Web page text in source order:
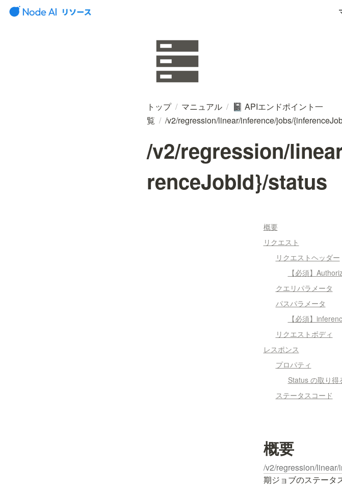
トップ / マニュアル / 📓 APIエンドポイント一
覧 / /v2/regression/linear/inference/jobs/
/v2/regression/
renceJobId}/status
概要
リクエスト
リクエストヘッダー
【必須】
クエリパラメータ
パスパラメータ
【必須】
リクエストボディ
レスポンス
プロパティ
Status の取り得
ステータスコード
概要
/v2/regression/
期ジョブのステータ